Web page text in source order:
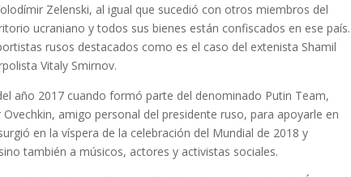
Zelenski, al igual que sucedió con otros miembros del
ucraniano y todos sus bienes están confiscados en ese país.
rusos destacados como es el caso del extenista Shamil
Vitaly Smirnov.
año 2017 cuando formó parte del denominado Putin Team,
amigo personal del presidente ruso, para apoyarle en
en la víspera de la celebración del Mundial de 2018 y
también a músicos, actores y activistas sociales.